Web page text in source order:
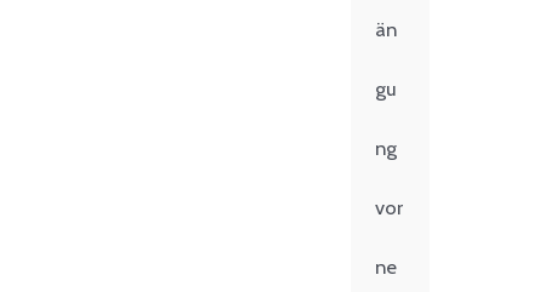
än
gu
ng
vor
ne